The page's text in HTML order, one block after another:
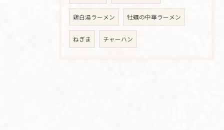
鶏白湯ラーメン 牡蠣の中華ラーメン
ねぎま チャーハン